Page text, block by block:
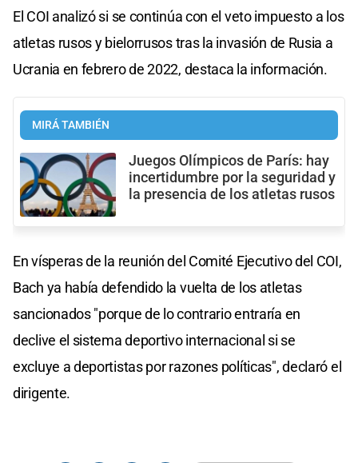
El COI analizó si se continúa con el veto impuesto a los
atletas rusos y bielorrusos tras la invasión de Rusia a
Ucrania en febrero de 2022, destaca la información.
MIRÁ TAMBIÉN
Juegos Olímpicos de París: hay
incertidumbre por la seguridad y
la presencia de los atletas rusos
En vísperas de la reunión del Comité Ejecutivo del COI,
Bach ya había defendido la vuelta de los atletas
sancionados "porque de lo contrario entraría en
declive el sistema deportivo internacional si se
excluye a deportistas por razones políticas", declaró el
dirigente.